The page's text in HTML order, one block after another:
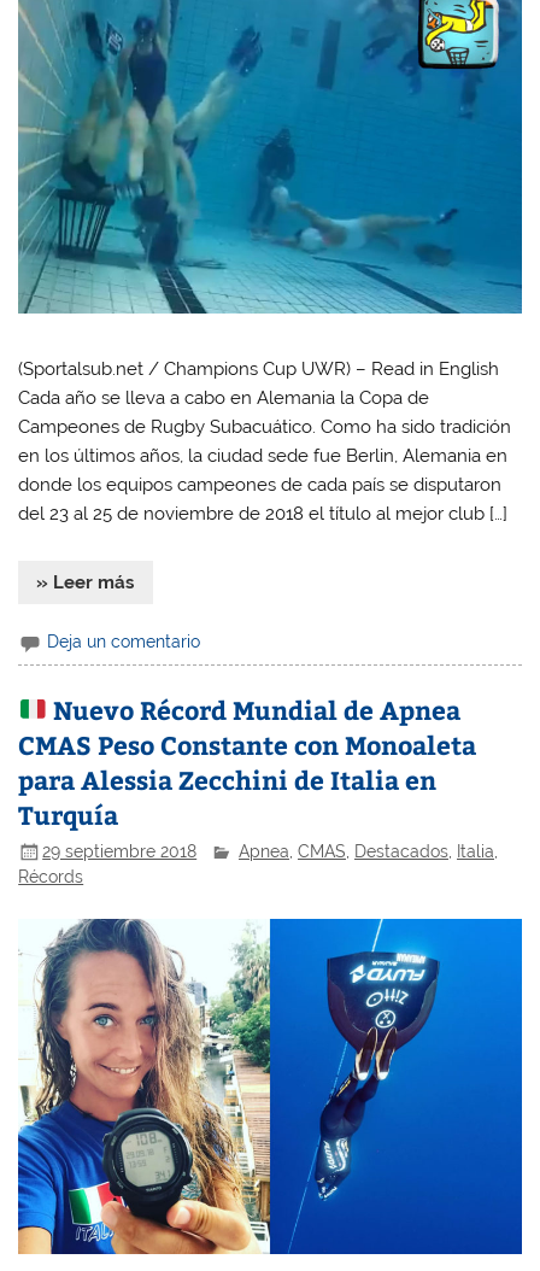
(Sportalsub.net / Champions Cup UWR) – Read in English
Cada año se lleva a cabo en Alemania la Copa de
Campeones de Rugby Subacuático. Como ha sido tradición
en los últimos años, la ciudad sede fue Berlin, Alemania en
donde los equipos campeones de cada país se disputaron
del 23 al 25 de noviembre de 2018 el título al mejor club […]
» Leer más
Deja un comentario
Nuevo Récord Mundial de Apnea
CMAS Peso Constante con Monoaleta
para Alessia Zecchini de Italia en
Turquía
29 septiembre 2018 Apnea ,CMAS Destacados Italia
Récords